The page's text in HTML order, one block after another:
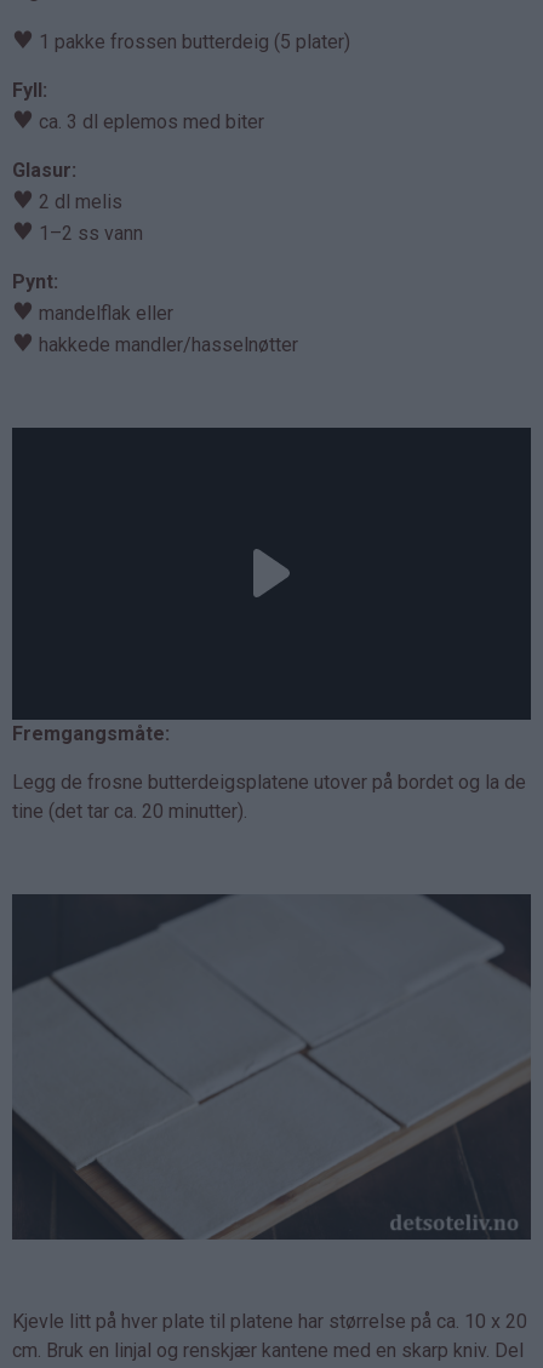
♥ 1 pakke frossen butterdeig (5 plater)
Fyll:
♥ ca. 3 dl eplemos med biter
Glasur:
♥ 2 dl melis
♥ 1–2 ss vann
Pynt:
♥ mandelflak eller
♥ hakkede mandler/hasselnøtter
Fremgangsmåte:
Legg de frosne butterdeigsplatene utover på bordet og la de
tine (det tar ca. 20 minutter).
Kjevle litt på hver plate til platene har størrelse på ca. 10 x 20
cm. Bruk en linjal og renskjær kantene med en skarp kniv. Del